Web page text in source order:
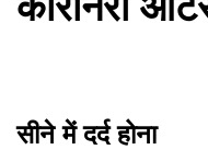
सीने में दर्द होना